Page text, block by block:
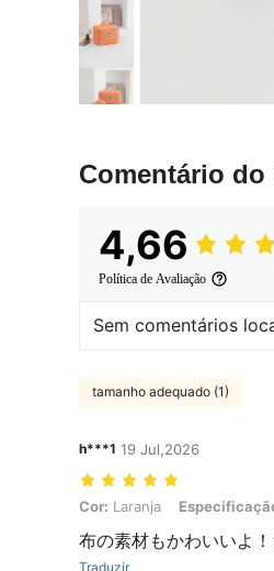
Comentário do
4,66
Política de Avaliação
Sem comentários
tamanho adequado (1)
h***1 19 Jul,2026
Cor: Laranja, Especificação
Cor: Laranja
布の素材もかわいいよ
Traduzir